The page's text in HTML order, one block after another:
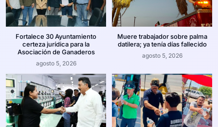
Fortalece 30 Ayuntamiento
certeza jurídica para la
Asociación de Ganaderos
agosto 5, 2026
Muere trabajador sobre palma
datilera; ya tenía días fallecido
agosto 5, 2026